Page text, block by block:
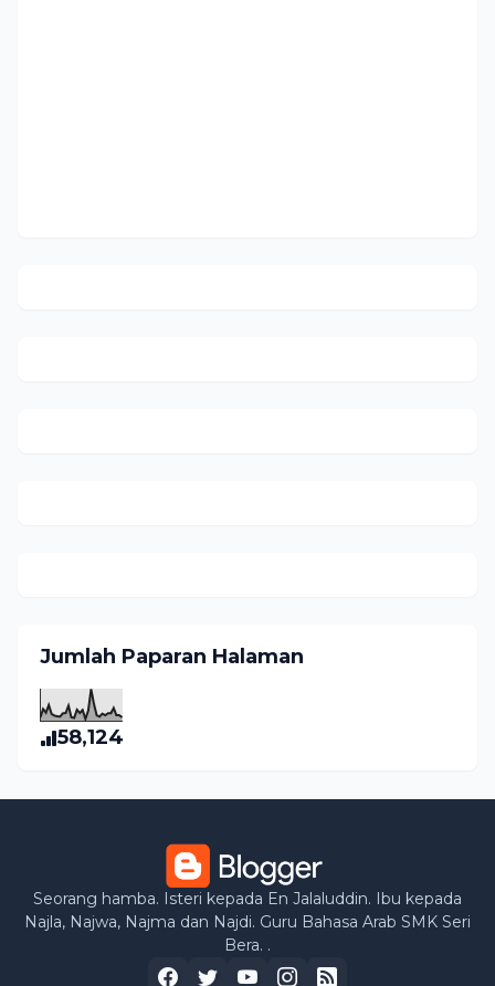
Jumlah Paparan Halaman
58,124
Seorang hamba. Isteri kepada En Jalaluddin. Ibu kepada
Najla, Najwa, Najma dan Najdi. Guru Bahasa Arab SMK Seri
Bera. .